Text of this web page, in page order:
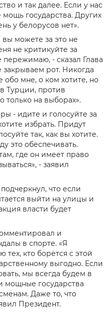
и так далее. Если у нас
мощь государства. Других
у белорусов нет».
вы можете за это не
не критикуйте за
пережимаю, - сказал Глава
рот. Никогда
обо мне, о ком хотите, но
Турции, против
только на выборах».
- идите и голосуйте за
избрать. Придут
так, как вы хотите.
это обеспечивать.
где он имеет право
- заявил
что если
выйти на улицы и
власти будет
и
в спорте. «Я
кто борется с этой
выгодно. Если
мы всегда будем в
мощные государства
Даже то, что
Президент.